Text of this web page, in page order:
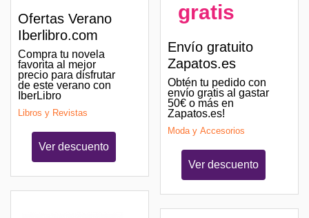
Ofertas Verano
Iberlibro.com
Compra tu novela
favorita al mejor
precio para disfrutar
de este verano con
IberLibro
Libros y Revistas
Ver descuento
gratis
Envío gratuito
Zapatos.es
Obtén tu pedido con
envío gratis al gastar
50€ o más en
Zapatos.es!
Moda y Accesorios
Ver descuento